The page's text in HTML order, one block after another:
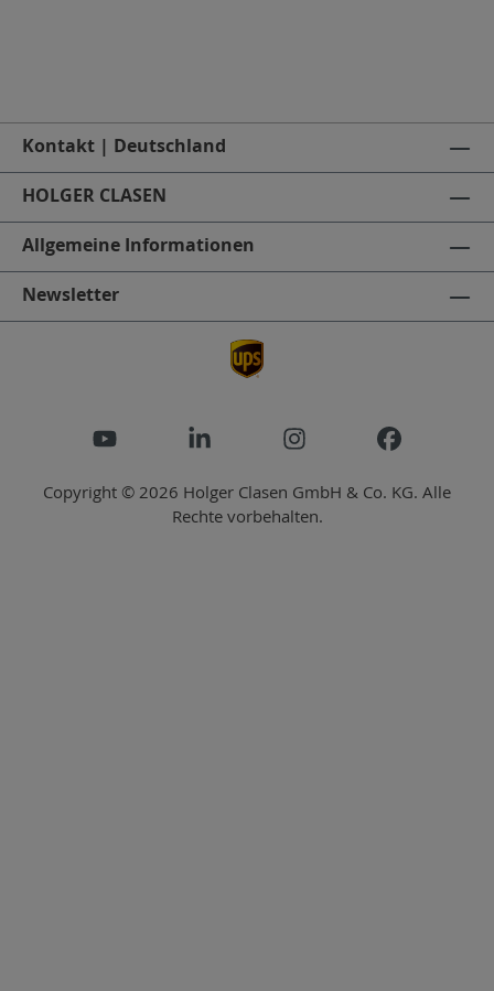
Kontakt | Deutschland
HOLGER CLASEN
Allgemeine Informationen
Newsletter
Copyright © 2026 Holger Clasen GmbH & Co. KG. Alle
Rechte vorbehalten.